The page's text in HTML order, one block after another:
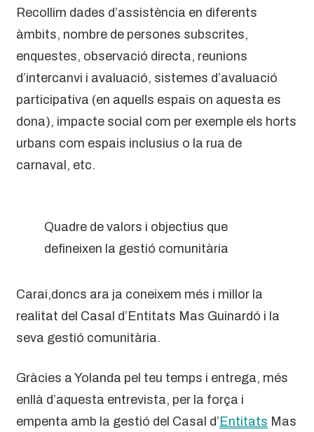
Recollim dades d’assistència en diferents
àmbits, nombre de persones subscrites,
enquestes, observació directa, reunions
d’intercanvi i avaluació, sistemes d’avaluació
participativa (en aquells espais on aquesta es
dona), impacte social com per exemple els horts
urbans com espais inclusius o la rua de
carnaval, etc.
Quadre de valors i objectius que
defineixen la gestió comunitària
Carai,doncs ara ja coneixem més i millor la
realitat del Casal d’Entitats Mas Guinardó i la
seva gestió comunitària.
Gràcies a Yolanda pel teu temps i entrega, més
enllà d’aquesta entrevista, per la força i
empenta amb la gestió del Casal d’Entitats Mas